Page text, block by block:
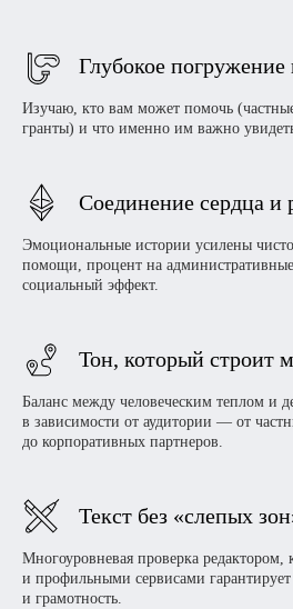
Глубокое погружение
Изучаю, кто вам может помочь
гранты) и что именно им важно
Соединение сердца и
Эмоциональные истории усилены
помощи, процент на
социальный эффект.
Тон, который строит
Баланс между человеческим теплом и
в зависимости от аудитории — от
до корпоративных партнеров.
Текст без «слепых
Многоуровневая проверка редактором,
и профильными сервисами
и грамотность.